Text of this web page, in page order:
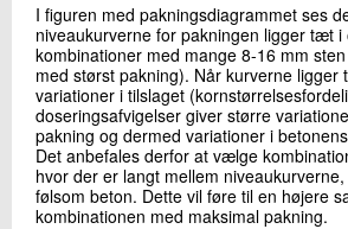
I figuren med pakningsdiagrammet ses
niveaukurverne for pakningen ligger tæt i
kombinationer med mange 8-16 mm
med størst pakning). Når kurverne
variationer i tilslaget
doseringsafvigelser giver større
pakning og dermed variationer i
Det anbefales derfor at vælge
hvor der er langt mellem
følsom beton. Dette vil føre til en højere
kombinationen med maksimal pakning.